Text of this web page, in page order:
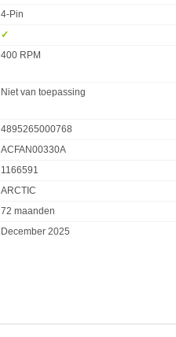
4-Pin
✓︎
400 RPM
Niet van toepassing
4895265000768
ACFAN00330A
1166591
ARCTIC
72 maanden
December 2025